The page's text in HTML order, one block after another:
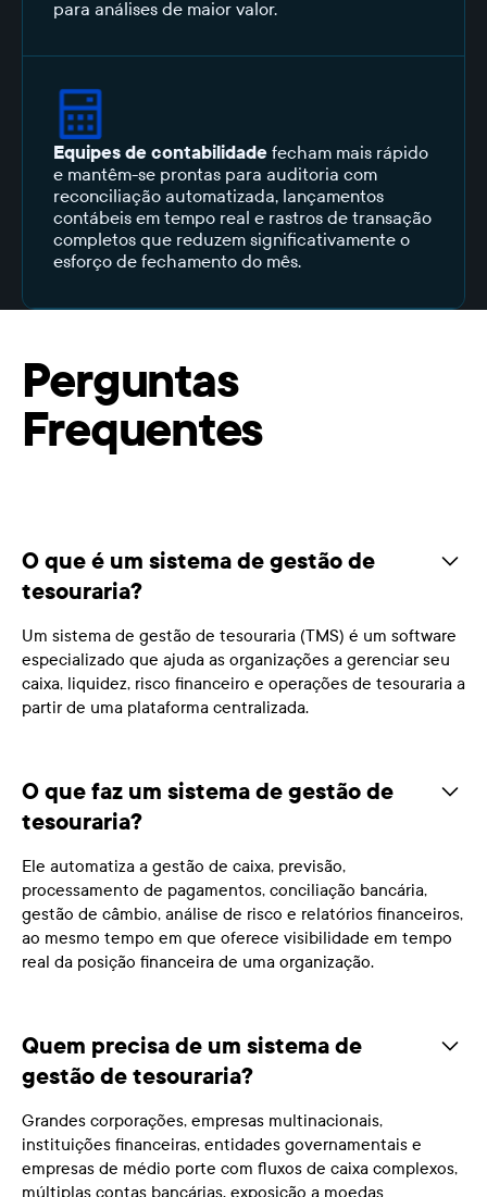
para análises de maior valor.
Equipes de contabilidadefecham mais rápido
e mantêm-se prontas para auditoria com
reconciliação automatizada, lançamentos
contábeis em tempo real e rastros de transação
completos que reduzem significativamente o
esforço de fechamento do mês.
Perguntas
Frequentes
O que é um sistema de gestão de
tesouraria?
Um sistema de gestão de tesouraria (TMS) é um software
especializado que ajuda as organizações a gerenciar seu
caixa, liquidez, risco financeiro e operações de tesouraria a
partir de uma plataforma centralizada.
O que faz um sistema de gestão de
tesouraria?
Ele automatiza a gestão de caixa, previsão,
processamento de pagamentos, conciliação bancária,
gestão de câmbio, análise de risco e relatórios financeiros,
ao mesmo tempo em que oferece visibilidade em tempo
real da posição financeira de uma organização.
Quem precisa de um sistema de
gestão de tesouraria?
Grandes corporações, empresas multinacionais,
instituições financeiras, entidades governamentais e
empresas de médio porte com fluxos de caixa complexos,
múltiplas contas bancárias, exposição a moedas